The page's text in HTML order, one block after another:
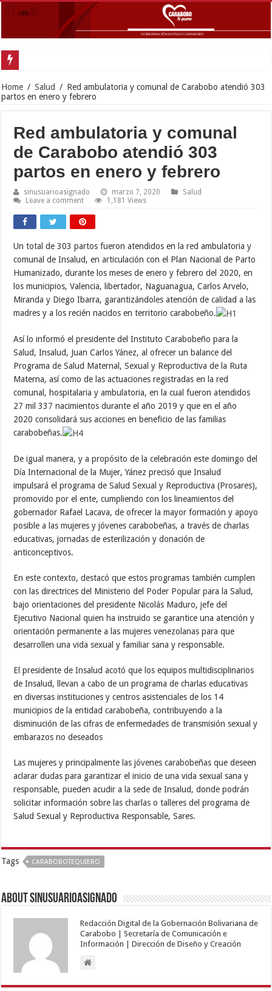
Home / Salud / Red ambulatoria y comunal de Carabobo atendió 303
partos en enero y febrero
Red ambulatoria y comunal
de Carabobo atendió 303
partos en enero y febrero
sinusuarioasignado marzo 7, 2020
Salud
Leave a comment
1,181 Views
Un total de 303 partos fueron atendidos en la red ambulatoria y
comunal de Insalud, en articulación con el Plan Nacional de Parto
Humanizado, durante los meses de enero y febrero del 2020, en
los municipios, Valencia, libertador, Naguanagua, Carlos Arvelo,
Miranda y Diego Ibarra, garantizándoles atención de calidad a las
madres y a los recién nacidos en territorio carabobeño.
Así lo informó el presidente del Instituto Carabobeño para la
Salud, Insalud, Juan Carlos Yánez, al ofrecer un balance del
Programa de Salud Maternal, Sexual y Reproductiva de la Ruta
Materna, así como de las actuaciones registradas en la red
comunal, hospitalaria y ambulatoria, en la cual fueron atendidos
27 mil 337 nacimientos durante el año 2019 y que en el año
2020 consolidará sus acciones en beneficio de las familias
carabobeñas.
De igual manera, y a propósito de la celebración este domingo del
Día Internacional de la Mujer, Yánez precisó que Insalud
impulsará el programa de Salud Sexual y Reproductiva (Prosares),
promovido por el ente, cumpliendo con los lineamientos del
gobernador Rafael Lacava, de ofrecer la mayor formación y apoyo
posible a las mujeres y jóvenes carabobeñas, a través de charlas
educativas, jornadas de esterilización y donación de
anticonceptivos.
En este contexto, destacó que estos programas también cumplen
con las directrices del Ministerio del Poder Popular para la Salud,
bajo orientaciones del presidente Nicolás Maduro, jefe del
Ejecutivo Nacional quien ha instruido se garantice una atención y
orientación permanente a las mujeres venezolanas para que
desarrollen una vida sexual y familiar sana y responsable.
El presidente de Insalud acotó que los equipos multidisciplinarios
de Insalud, llevan a cabo de un programa de charlas educativas
en diversas instituciones y centros asistenciales de los 14
municipios de la entidad carabobeña, contribuyendo a la
disminución de las cifras de enfermedades de transmisión sexual y
embarazos no deseados
Las mujeres y principalmente las jóvenes carabobeñas que deseen
aclarar dudas para garantizar el inicio de una vida sexual sana y
responsable, pueden acudir a la sede de Insalud, donde podrán
solicitar información sobre las charlas o talleres del programa de
Salud Sexual y Reproductiva Responsable, Sares.
Tags CARABOBOTEQUIERO
About sinusuarioasignado
Redacción Digital de la Gobernación Bolivariana de
Carabobo | Secretaría de Comunicación e
Información | Dirección de Diseño y Creación